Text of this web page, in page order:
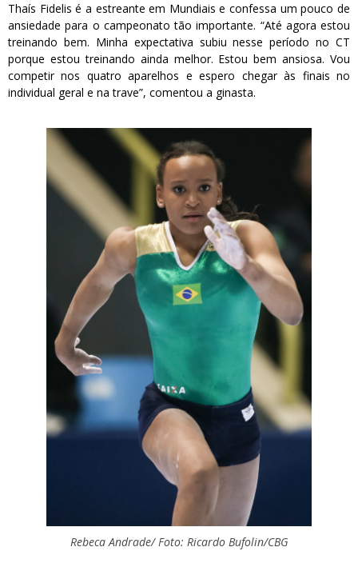
Thaís Fidelis é a estreante em Mundiais e confessa um pouco de
ansiedade para o campeonato tão importante. “Até agora estou
treinando bem. Minha expectativa subiu nesse período no CT
porque estou treinando ainda melhor. Estou bem ansiosa. Vou
competir nos quatro aparelhos e espero chegar às finais no
individual geral e na trave”, comentou a ginasta.
Rebeca Andrade/ Foto: Ricardo Bufolin/CBG